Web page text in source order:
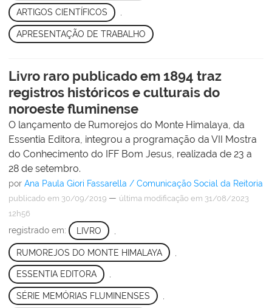
ARTIGOS CIENTÍFICOS ,
APRESENTAÇÃO DE TRABALHO
Livro raro publicado em 1894 traz
registros históricos e culturais do
noroeste fluminense
O lançamento de Rumorejos do Monte Himalaya, da
Essentia Editora, integrou a programação da VII Mostra
do Conhecimento do IFF Bom Jesus, realizada de 23 a
28 de setembro.
por Ana Paula Giori Fassarella / Comunicação Social da Reitoria
publicado em 30/09/2019 — última modificação em 31/08/2023
12h56
registrado em: LIVRO
RUMOREJOS DO MONTE HIMALAYA
ESSENTIA EDITORA ,
SÉRIE MEMÓRIAS FLUMINENSES